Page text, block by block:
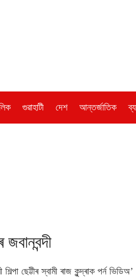
গুৱাহাটী দেশ আন্তৰ্জাতিক
ছেট্টীৰ স্বামী ৰাজ কুন্দ্ৰাক পৰ্ন